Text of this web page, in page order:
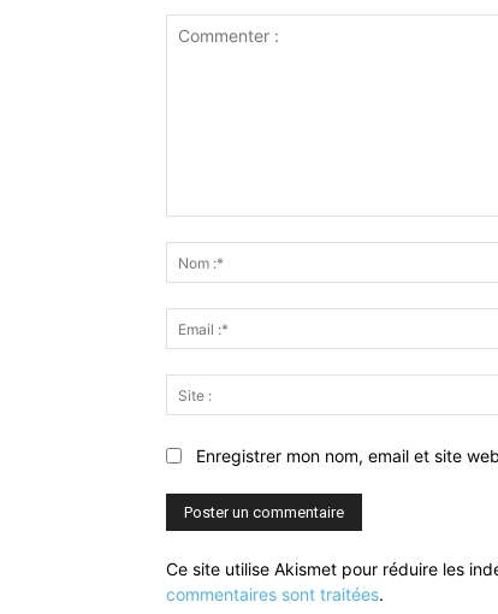
Enregistrer mon nom, email et site
Ce site utilise Akismet pour réduire les
commentaires sont traitées.